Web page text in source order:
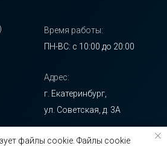
Время работы:
ПН-ВС: с 10:00 до 20:00
Адрес:
г. Екатеринбург,
ул. Советская, д. 3А
файлы cookie. Файлы cookie